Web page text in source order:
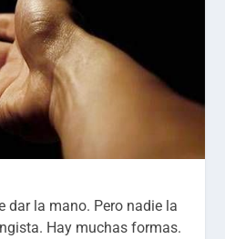
dar la mano. Pero nadie la
Hay muchas formas.